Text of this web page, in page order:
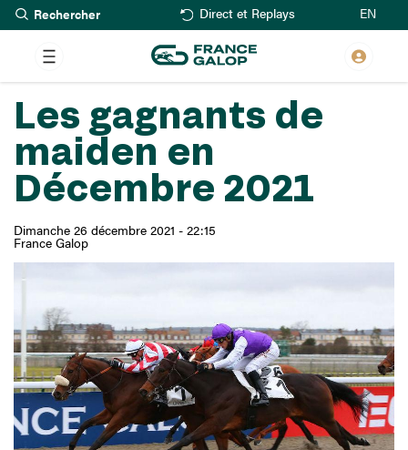
Aller
au
contenu
principal
Rechercher Direct et Replays EN
Les gagnants de
maiden en
Décembre 2021
Dimanche 26 décembre 2021 - 22:15
France Galop